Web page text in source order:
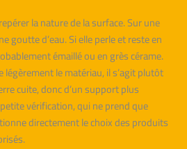
la nature de la surface. Sur une
goutte d’eau. Si elle perle et reste en
émaillé ou en grès cérame.
légèrement le matériau, il s’agit plutôt
cuite, donc d’un support plus
vérification, qui ne prend que
directement le choix des produits